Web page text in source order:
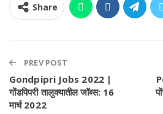
Share
PREV POST
Gondpipri Jobs 2022 |
गोंडपिपरी तालुक्यातील जॉब्स: 16
मार्च 2022